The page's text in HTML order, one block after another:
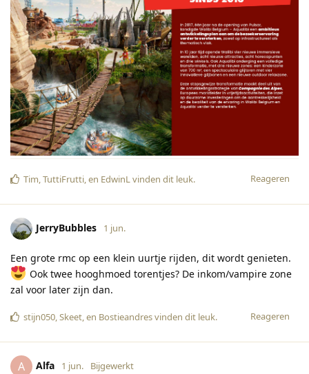
Reageren
Tim,TuttiFrutti, en EdwinLvinden dit leuk.
JerryBubbles 1 jun.
Een grote rmc op een klein uurtje rijden, dit wordt genieten.
Ook twee hooghmoed torentjes? De inkom/vampire zone
zal voor later zijn dan.
Reageren
stijn050,Skeet, en Bostieandresvinden dit leuk.
A Alfa 1 jun. Bijgewerkt